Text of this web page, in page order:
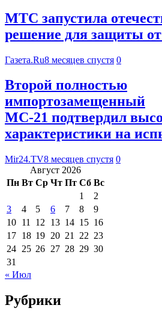
МТС запустила
решение для защиты от
Газета.Ru8 месяцев спустя 0
Второй полностью
импортозамещенный
МС-21 подтвердил
характеристики на
Mir24.TV8 месяцев спустя 0
Август 2026
Пн Вт Ср Чт Пт Сб Вс
1
2
3
4 5 6 7 8
9
10 11 12 13 14 15 16
17 18 19 20 21 22 23
24 25 26 27 28 29 30
31
« Июл
Рубрики